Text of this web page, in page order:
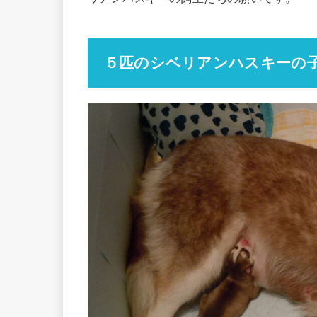
５匹のシベリアンハスキーの